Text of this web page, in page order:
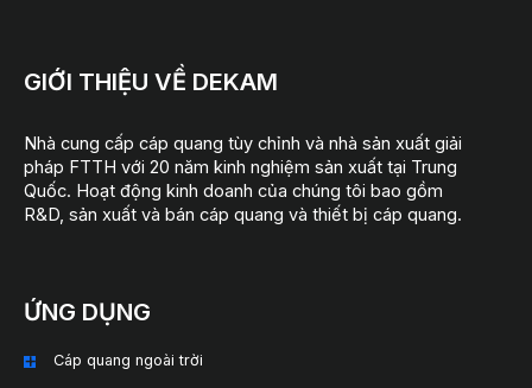
GIỚI THIỆU VỀ DEKAM
Nhà cung cấp cáp quang tùy chỉnh và nhà sản xuất giải
pháp FTTH với 20 năm kinh nghiệm sản xuất tại Trung
Quốc. Hoạt động kinh doanh của chúng tôi bao gồm
R&D, sản xuất và bán cáp quang và thiết bị cáp quang.
ỨNG DỤNG
Cáp quang ngoài trời